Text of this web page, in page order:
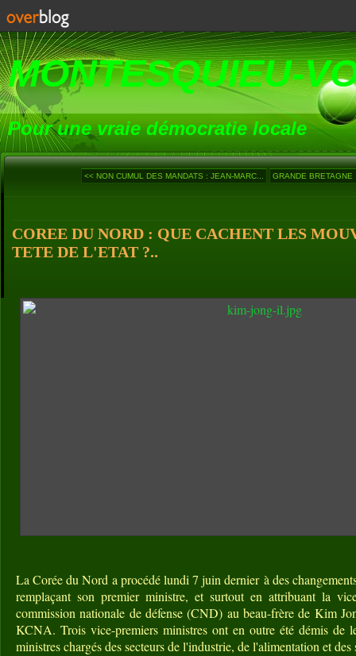
MONTESQUIEU-
Pour une vraie démocratie locale
<< NON CUMUL DES MANDATS : JEAN-MARC... GRANDE
COREE DU NORD : QUE CACHENT LES
TETE DE L'ETAT ?..
La Corée du Nord a procédé lundi 7 juin dernier à des
remplaçant son premier ministre, et surtout en attribuant la
commission nationale de défense (CND) au beau-frère de Kim
KCNA. Trois vice-premiers ministres ont en outre été démis de
ministres chargés des secteurs de l'industrie, de l'alimentation et des